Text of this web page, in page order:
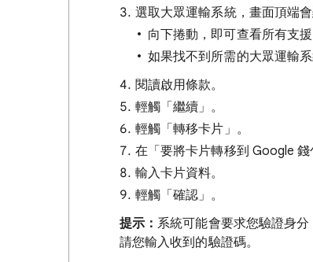
選取大眾運輸系統，畫面頂端
向下捲動，即可查看所有支援
如果找不到所需的大眾運輸
閱讀啟用條款。
輕觸「繼續」 。
輕觸「轉移卡片」 。
在「要將卡片轉移到 Google
輸入卡片資料。
輕觸「確認」 。
提示：系統可能會要求您驗證身
請您輸入收到的驗證碼。